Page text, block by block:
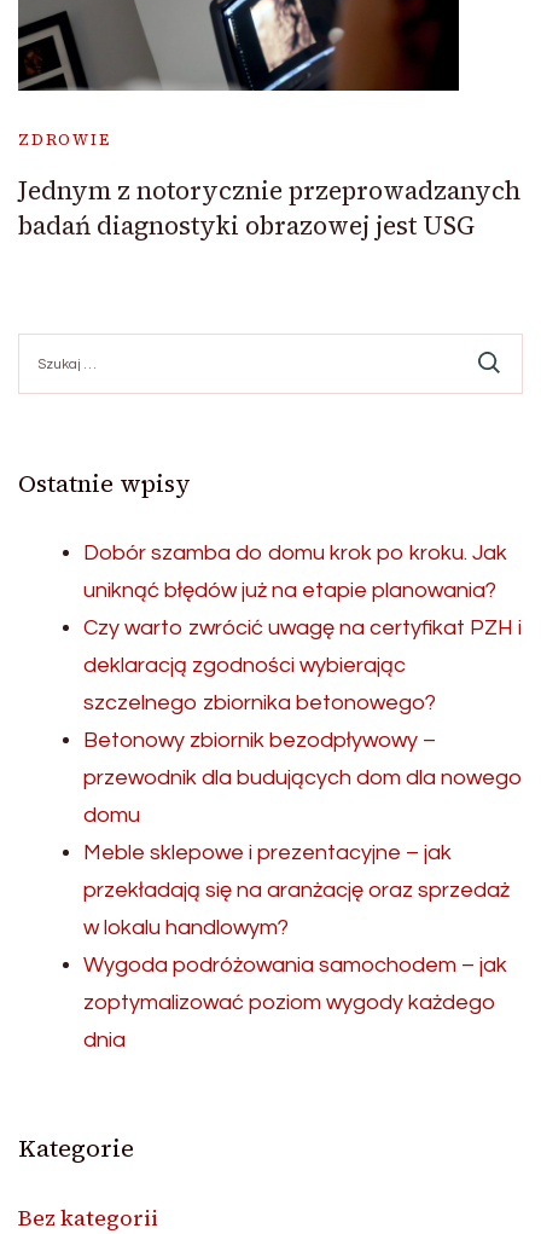
ZDROWIE
Jednym z notorycznie przeprowadzanych
badań diagnostyki obrazowej jest USG
Ostatnie wpisy
Dobór szamba do domu krok po kroku. Jak
uniknąć błędów już na etapie planowania?
Czy warto zwrócić uwagę na certyfikat PZH i
deklaracją zgodności wybierając
szczelnego zbiornika betonowego?
Betonowy zbiornik bezodpływowy –
przewodnik dla budujących dom dla nowego
domu
Meble sklepowe i prezentacyjne – jak
przekładają się na aranżację oraz sprzedaż
w lokalu handlowym?
Wygoda podróżowania samochodem – jak
zoptymalizować poziom wygody każdego
dnia
Kategorie
Bez kategorii